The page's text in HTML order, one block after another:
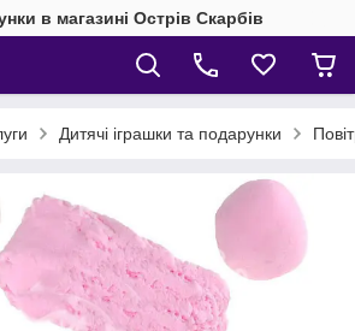
в магазині Острів Скарбів
Дитячі іграшки та подарунки